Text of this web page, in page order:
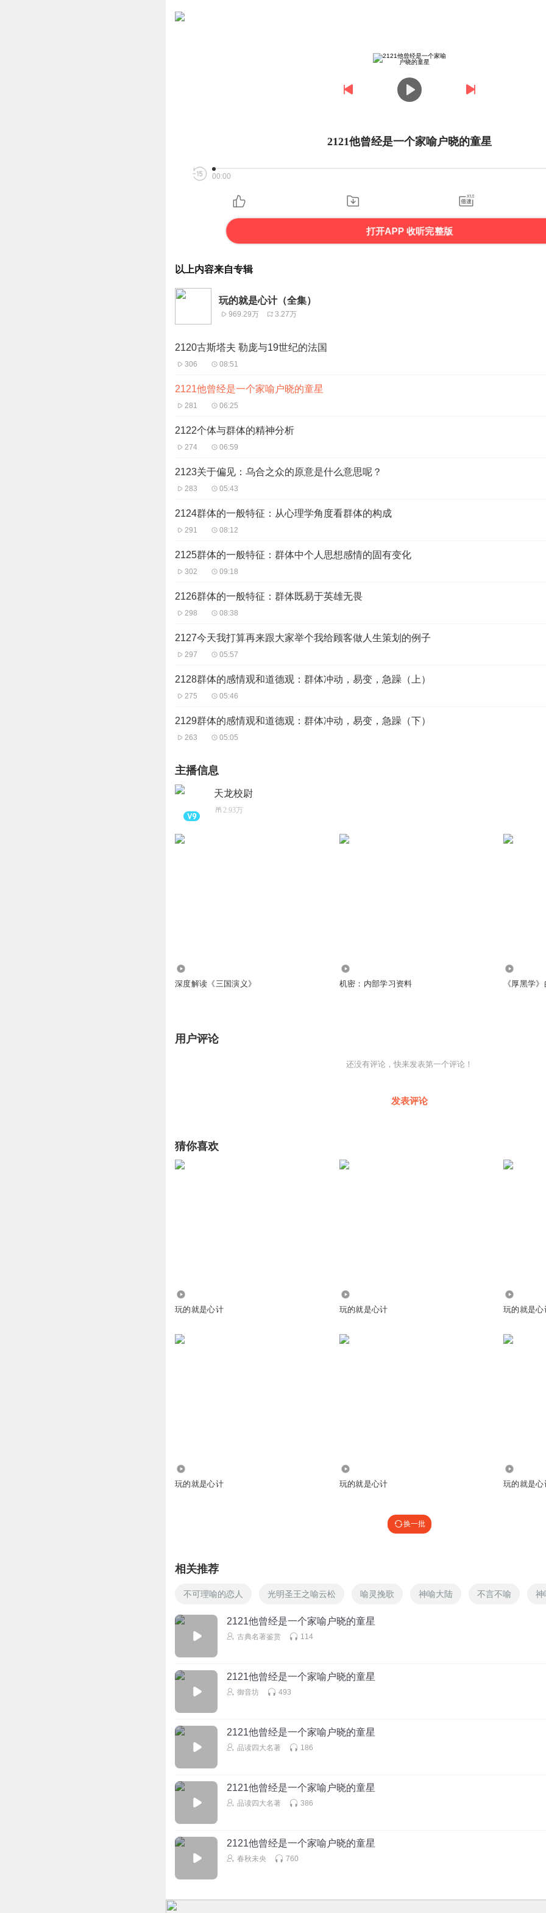
2121他曾经是一个家喻户晓的童星
00:00
打开APP 收听完整版
以上内容来自专辑
玩的就是心计（全集）
969.29万 3.27万
2120古斯塔夫 勒庞与19世纪的法国
306 08:51
2121他曾经是一个家喻户晓的童星
281 06:25
2122个体与群体的精神分析
274 06:59
2123关于偏见：乌合之众的原意是什么意思呢？
283 05:43
2124群体的一般特征：从心理学角度看群体的构成
291 08:12
2125群体的一般特征：群体中个人思想感情的固有变化
302 09:18
2126群体的一般特征：群体既易于英雄无畏
298 08:38
2127今天我打算再来跟大家举个我给顾客做人生策划的例子
297 05:57
2128群体的感情观和道德观：群体冲动，易变，急躁（上）
275 05:46
2129群体的感情观和道德观：群体冲动，易变，急躁（下）
263 05:05
主播信息
天龙校尉
2.93万
深度解读《三国演义》 机密：内部学习资料 《厚黑学
用户评论
还没有评论，快来发表第一个评论！
发表评论
猜你喜欢
玩的就是心计 玩的就是心计 玩的就是心
玩的就是心计 玩的就是心计 玩的就是心
换一批
相关推荐
不可理喻的恋人 光明圣王之喻云松 喻灵挽歌 神喻大陆 不言不喻 神
2121他曾经是一个家喻户晓的童星
古典名著鉴赏 114
2121他曾经是一个家喻户晓的童星
御音坊 493
2121他曾经是一个家喻户晓的童星
品读四大名著 186
2121他曾经是一个家喻户晓的童星
品读四大名著 386
2121他曾经是一个家喻户晓的童星
春秋未央 760